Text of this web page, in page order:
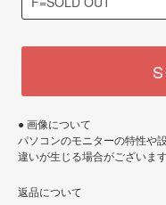
● 画像について
パソコンのモニターの特性や
違いが生じる場合がございます
返品について